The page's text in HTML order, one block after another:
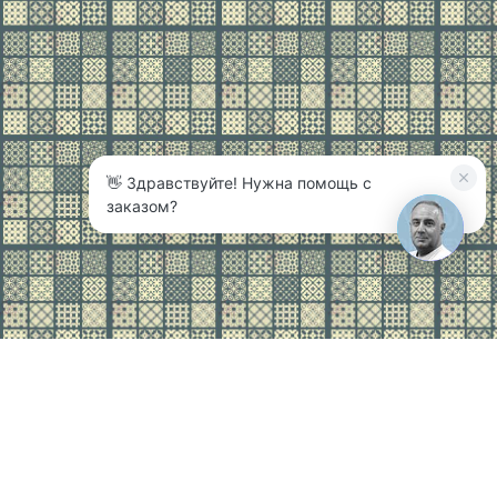
3
👋 Здравствуйте! Нужна помощь с
заказом?